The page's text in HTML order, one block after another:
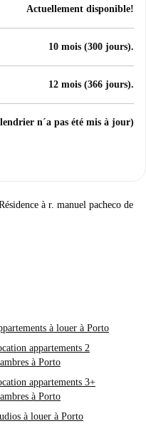
Actuellement disponible!
10 mois (300 jours).
12 mois (366 jours).
n´a pas été mis à jour)
à r. manuel pacheco de
à louer à Porto
appartements 2
à Porto
appartements 3+
à Porto
à louer à Porto